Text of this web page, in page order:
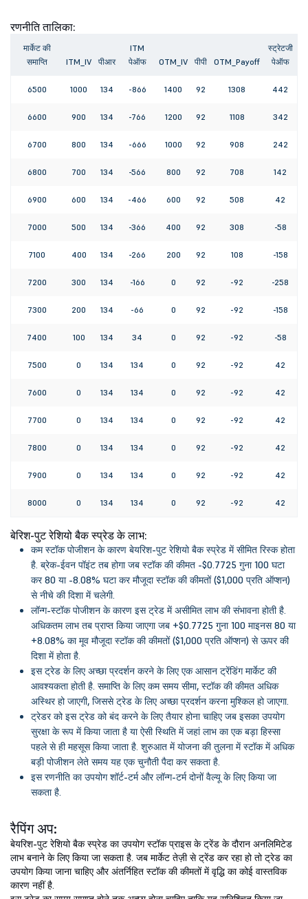
रणनीति तालिका:
मार्केट की
समाप्ति
ITM_IV पीआर
ITM
पेऑफ
OTM_IV पीपी OTM_Payoff
स्ट्रेटजी
पेऑफ
6500 1000 134 -866 1400 92 1308 442
6600 900 134 -766 1200 92 1108 342
6700 800 134 -666 1000 92 908 242
6800 700 134 -566 800 92 708 142
6900 600 134 -466 600 92 508 42
7000 500 134 -366 400 92 308 -58
7100 400 134 -266 200 92 108 -158
7200 300 134 -166 0 92 -92 -258
7300 200 134 -66 0 92 -92 -158
7400 100 134 34 0 92 -92 -58
7500 0 134 134 0 92 -92 42
7600 0 134 134 0 92 -92 42
7700 0 134 134 0 92 -92 42
7800 0 134 134 0 92 -92 42
7900 0 134 134 0 92 -92 42
8000 0 134 134 0 92 -92 42
बेरिश-पुट रेशियो बैक स्प्रेड के लाभ:
कम स्टॉक पोजीशन के कारण बेयरिश-पुट रेशियो बैक स्प्रेड में सीमित रिस्क होता
है. ब्रेक-ईवन पॉइंट तब होगा जब स्टॉक की कीमत -$0.7725 गुना 100 घटा
कर 80 या -8.08% घटा कर मौजूदा स्टॉक की कीमतों ($1,000 प्रति ऑप्शन)
से नीचे की दिशा में चलेगी.
लॉन्ग-स्टॉक पोजीशन के कारण इस ट्रेड में असीमित लाभ की संभावना होती है.
अधिकतम लाभ तब प्राप्त किया जाएगा जब +$0.7725 गुना 100 माइनस 80 या
+8.08% का मूव मौजूदा स्टॉक की कीमतों ($1,000 प्रति ऑप्शन) से ऊपर की
दिशा में होता है.
इस ट्रेड के लिए अच्छा प्रदर्शन करने के लिए एक आसान ट्रेंडिंग मार्केट की
आवश्यकता होती है. समाप्ति के लिए कम समय सीमा, स्टॉक की कीमत अधिक
अस्थिर हो जाएगी, जिससे ट्रेड के लिए अच्छा प्रदर्शन करना मुश्किल हो जाएगा.
ट्रेडर को इस ट्रेड को बंद करने के लिए तैयार होना चाहिए जब इसका उपयोग
सुरक्षा के रूप में किया जाता है या ऐसी स्थिति में जहां लाभ का एक बड़ा हिस्सा
पहले से ही महसूस किया जाता है. शुरुआत में योजना की तुलना में स्टॉक में अधिक
बड़ी पोजीशन लेते समय यह एक चुनौती पैदा कर सकता है.
इस रणनीति का उपयोग शॉर्ट-टर्म और लॉन्ग-टर्म दोनों वैल्यू के लिए किया जा
सकता है.
रैपिंग अप:
बेयरिश-पुट रेशियो बैक स्प्रेड का उपयोग स्टॉक प्राइस के ट्रेंड के दौरान अनलिमिटेड
लाभ बनाने के लिए किया जा सकता है. जब मार्केट तेज़ी से ट्रेंड कर रहा हो तो ट्रेड का
उपयोग किया जाना चाहिए और अंतर्निहित स्टॉक की कीमतों में वृद्धि का कोई वास्तविक
कारण नहीं है.